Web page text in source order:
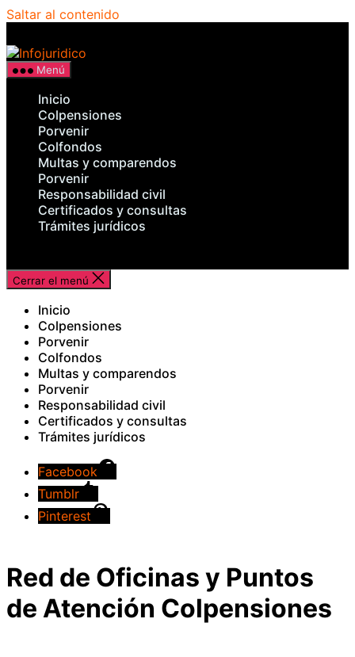
Saltar al contenido
Menú
Inicio
Colpensiones
Porvenir
Colfondos
Multas y comparendos
Porvenir
Responsabilidad civil
Certificados y consultas
Trámites jurídicos
Cerrar el menú
Inicio
Colpensiones
Porvenir
Colfondos
Multas y comparendos
Porvenir
Responsabilidad civil
Certificados y consultas
Trámites jurídicos
Facebook
Tumblr
Pinterest
Red de Oficinas y Puntos
de Atención Colpensiones